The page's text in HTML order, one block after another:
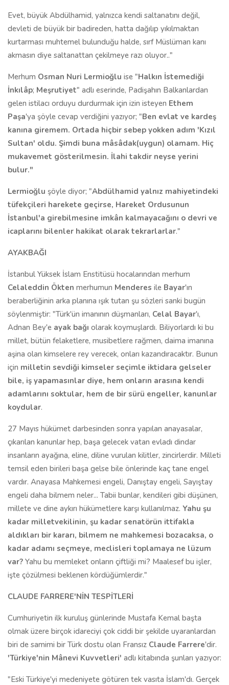
Evet, büyük Abdülhamid, yalnızca kendi saltanatını değil,
devleti de büyük bir badireden, hatta dağılıp yıkılmaktan
kurtarması muhtemel bulunduğu halde, sırf Müslüman kanı
akmasın diye saltanattan çekilmeye razı oluyor.."
Merhum Osman Nuri Lermioğlu ise "Halkın İstemediği
İnkılâp; Meşrutiyet" adlı eserinde, Padişahın Balkanlardan
gelen istilacı orduyu durdurmak için izin isteyen Ethem
Paşa'ya şöyle cevap verdiğini yazıyor; "Ben evlat ve kardeş
kanına giremem. Ortada hiçbir sebep yokken adım 'Kızıl
Sultan' oldu. Şimdi buna mâsâdak(uygun) olamam. Hiç
mukavemet gösterilmesin. İlahi takdir neyse yerini
bulur."
Lermioğlu şöyle diyor; "Abdülhamid yalnız mahiyetindeki
tüfekçileri harekete geçirse, Hareket Ordusunun
İstanbul'a girebilmesine imkân kalmayacağını o devri ve
icaplarını bilenler hakikat olarak tekrarlarlar."
AYAKBAĞI
İstanbul Yüksek İslam Enstitüsü hocalarından merhum
Celaleddin Ökten merhumun Menderes ile Bayar'ın
beraberliğinin arka planına ışık tutan şu sözleri sanki bugün
söylenmiştir: "Türk'ün imanının düşmanları, Celal Bayar'ı,
Adnan Bey'e ayak bağı olarak koymuşlardı. Biliyorlardı ki bu
millet, bütün felaketlere, musibetlere rağmen, daima imanına
aşina olan kimselere rey verecek, onları kazandıracaktır. Bunun
için milletin sevdiği kimseler seçimle iktidara gelseler
bile, iş yapamasınlar diye, hem onların arasına kendi
adamlarını soktular, hem de bir sürü engeller, kanunlar
koydular.
27 Mayıs hükümet darbesinden sonra yapılan anayasalar,
çıkarılan kanunlar hep, başa gelecek vatan evladı dindar
insanların ayağına, eline, diline vurulan kilitler, zincirlerdir. Milleti
temsil eden birileri başa gelse bile önlerinde kaç tane engel
vardır. Anayasa Mahkemesi engeli, Danıştay engeli, Sayıştay
engeli daha bilmem neler... Tabii bunlar, kendileri gibi düşünen,
millete ve dine aykırı hükümetlere karşı kullanılmaz. Yahu şu
kadar milletvekilinin, şu kadar senatörün ittifakla
aldıkları bir kararı, bilmem ne mahkemesi bozacaksa, o
kadar adamı seçmeye, meclisleri toplamaya ne lüzum
var? Yahu bu memleket onların çiftliği mi? Maalesef bu işler,
işte çözülmesi beklenen kördüğümlerdir."
CLAUDE FARRERE'NİN TESPİTLERİ
Cumhuriyetin ilk kuruluş günlerinde Mustafa Kemal başta
olmak üzere birçok idareciyi çok ciddi bir şekilde uyaranlardan
biri de samimi bir Türk dostu olan Fransız Claude Farrere'dir.
'Türkiye'nin Mânevi Kuvvetleri' adlı kitabında şunları yazıyor:
"Eski Türkiye'yi medeniyete götüren tek vasıta İslam'dı. Gerçek